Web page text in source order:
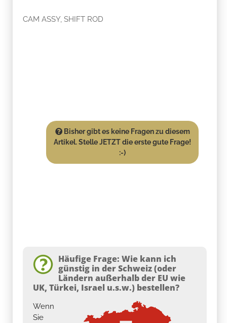
CAM ASSY, SHIFT ROD
Bisher gibt es keine Fragen zu diesem
Artikel. Stelle JETZT die erste gute Frage!
:-)
Häufige Frage: Wie kann ich
günstig in der Schweiz (oder
Ländern außerhalb der EU wie
UK, Türkei, Israel u.s.w.) bestellen?
Wenn
Sie